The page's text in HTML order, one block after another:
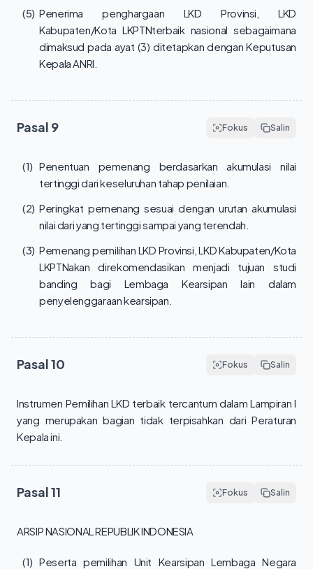
(5) Penerima penghargaan LKD Provinsi, LKD
Kabupaten/Kota LKPTNterbaik nasional sebagaimana
dimaksud pada ayat (3) ditetapkan dengan Keputusan
Kepala ANRI.
Pasal 9 Fokus Salin
(1) Penentuan pemenang berdasarkan akumulasi nilai
tertinggi dari keseluruhan tahap penilaian.
(2) Peringkat pemenang sesuai dengan urutan akumulasi
nilai dari yang tertinggi sampai yang terendah.
(3) Pemenang pemilihan LKD Provinsi, LKD Kabupaten/Kota
LKPTNakan direkomendasikan menjadi tujuan studi
banding bagi Lembaga Kearsipan lain dalam
penyelenggaraan kearsipan.
Pasal10 Fokus Salin
Instrumen Pemilihan LKD terbaik tercantum dalam Lampiran I
yang merupakan bagian tidak terpisahkan dari Peraturan
Kepala ini.
Pasal11 Fokus Salin
ARSIP NASIONAL REPUBLIK INDONESIA
(1) Peserta pemilihan Unit Kearsipan Lembaga Negara